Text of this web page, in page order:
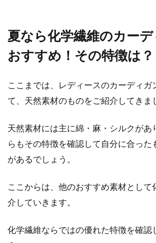
夏なら化学繊維のカー
おすすめ！その特徴は？
ここまでは、レディースのカーディガ
て、天然素材のものをご紹介してきま
天然素材には主に綿・麻・シルクがあ
らもその特徴を確認して自分に合った
があるでしょう。
ここからは、他のおすすめ素材として
介していきます。
化学繊維ならではの優れた特徴を確認